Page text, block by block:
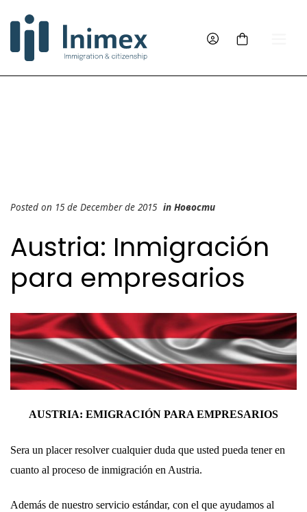
Posted on 15 de December de 2015 in Новости
Austria: Inmigración
para empresarios
AUSTRIA: EMIGRACIÓN PARA EMPRESARIOS
Sera un placer resolver cualquier duda que usted pueda tener en
cuanto al proceso de inmigración en Austria.
Además de nuestro servicio estándar, con el que ayudamos al